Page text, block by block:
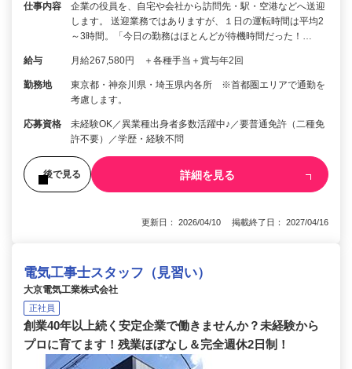
仕事内容
企業の役員を、自宅や会社から訪問先・駅・空港などへ送迎
します。 送迎業務ではありますが、１日の運転時間は平均2
～3時間。「今日の勤務はほとんどが待機時間だった！…
給与 月給267,580円 ＋各種手当＋賞与年2回
勤務地
東京都・神奈川県・埼玉県内各所 ※首都圏エリアで通勤を
考慮します。
応募資格
未経験OK／異業種出身者多数活躍中♪／要普通免許（二種免
許不要）／学歴・経験不問
後で見る 詳細を見る
更新日： 2026/04/10 掲載終了日： 2027/04/16
電気工事士スタッフ（見習い）
大京電気工業株式会社
正社員
創業40年以上続く安定企業で働きませんか？未経験から
プロに育てます！残業ほぼなし＆完全週休2日制！